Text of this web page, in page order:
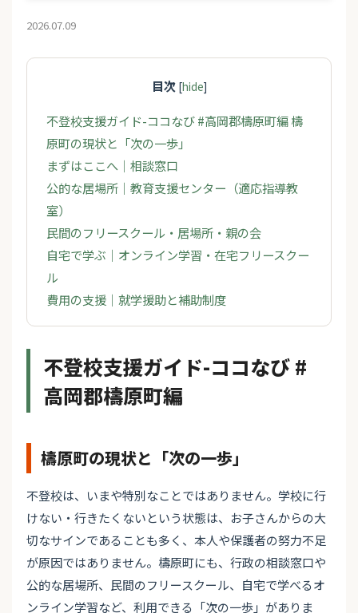
2026.07.09
目次 [hide]
不登校支援ガイド-ココなび #高岡郡檮原町編 檮
原町の現状と「次の一歩」
まずはここへ｜相談窓口
公的な居場所｜教育支援センター（適応指導教
室）
民間のフリースクール・居場所・親の会
自宅で学ぶ｜オンライン学習・在宅フリースクー
ル
費用の支援｜就学援助と補助制度
不登校支援ガイド-ココなび #
高岡郡檮原町編
檮原町の現状と「次の一歩」
不登校は、いまや特別なことではありません。学校に行
けない・行きたくないという状態は、お子さんからの大
切なサインであることも多く、本人や保護者の努力不足
が原因ではありません。檮原町にも、行政の相談窓口や
公的な居場所、民間のフリースクール、自宅で学べるオ
ンライン学習など、利用できる「次の一歩」がありま